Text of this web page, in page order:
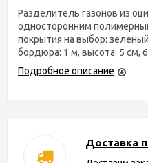
Разделитель газонов из
односторонним
покрытия на выбор:
бордюра: 1 м, высота: 5 см,
Подробное описание
Доставка